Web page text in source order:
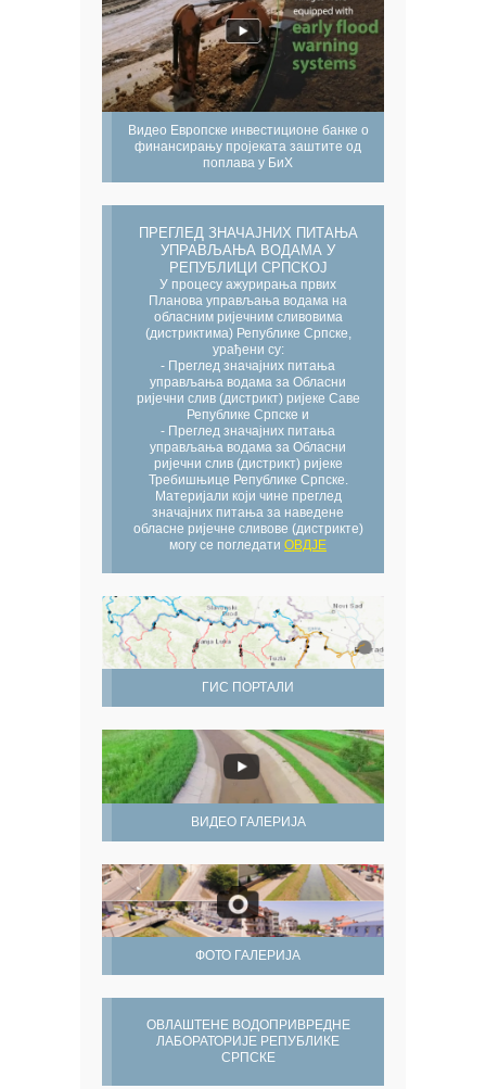
Видео Европске инвестиционе банке о
финансирању пројеката заштите од
поплава у БиХ
ПРЕГЛЕД ЗНАЧАЈНИХ ПИТАЊА
УПРАВЉАЊА ВОДАМА У
РЕПУБЛИЦИ СРПСКОЈ
У процесу ажурирања првих
Планова управљања водама на
обласним ријечним сливовима
(дистриктима) Републике Српске,
урађени су:
- Преглед значајних питања
управљања водама за Обласни
ријечни слив (дистрикт) ријеке Саве
Републике Српске и
- Преглед значајних питања
управљања водама за Обласни
ријечни слив (дистрикт) ријеке
Требишњице Републике Српске.
Материјали који чине преглед
значајних питања за наведене
обласне ријечне сливове (дистрикте)
могу се погледати ОВДЈЕ
ГИС ПОРТАЛИ
ВИДЕО ГАЛЕРИЈА
ФОТО ГАЛЕРИЈА
ОВЛАШТЕНЕ ВОДОПРИВРЕДНЕ
ЛАБОРАТОРИЈЕ РЕПУБЛИКЕ
СРПСКЕ